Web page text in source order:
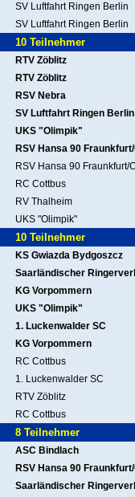
SV Luftfahrt Ringen Berlin
SV Luftfahrt Ringen Berlin
10 Teilnehmer
RTV Zöblitz
RTV Zöblitz
RSV Nebra
SV Luftfahrt Ringen Berlin
UKS "Olimpik"
RSV Hansa 90
RSV Hansa 90 Fraunkfurt/
RC Cottbus
RV Thalheim
UKS "Olimpik"
10 Teilnehmer
KS Gwiazda Bydgoszcz
Saarländischer
KG Vorpommern
UKS "Olimpik"
1. Luckenwalder SC
KG Vorpommern
RC Cottbus
1. Luckenwalder SC
RTV Zöblitz
RC Cottbus
8 Teilnehmer
ASC Bindlach
RSV Hansa 90
Saarländischer